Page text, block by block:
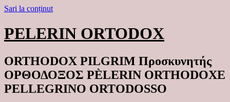
Sari la conținut
PELERIN ORTODOX
ORTHODOX PILGRIM Προσκυνητής
ΟΡΘΟΔΟΞΟΣ PÈLERIN ORTHODOXE
PELLEGRINO ORTODOSSO